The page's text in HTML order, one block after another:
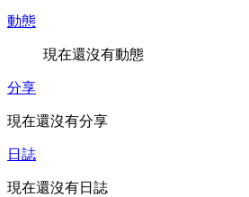
動態
現在還沒有動態
分享
現在還沒有分享
日誌
現在還沒有日誌